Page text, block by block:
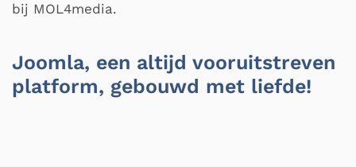
bij MOL4media.
Joomla, een altijd vooruitstreven
platform, gebouwd met liefde!